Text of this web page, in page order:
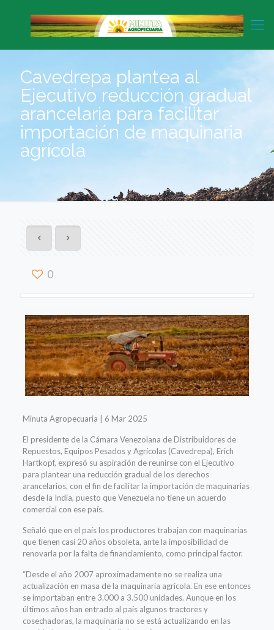
Cavedrepa plantea al
Ejecutivo reducción gradual
arancelaria para facilitar
importación de maquinaria
agrícola
0
Minuta Agropecuaria | 6 Mar 2025
El presidente de la Cámara Venezolana de Distribuidores de
Repuestos, Equipos Pesados y Agrícolas (Cavedrepa), Erich
Hartkopf, expresó su aspiración de reunirse con el Ejecutivo
para plantear una reducción gradual de los derechos
arancelarios, con el fin de facilitar la importación de maquinarias
desde la India, puesto que Venezuela no tiene un acuerdo
comercial con ese país.
Señaló que en el país los productores trabajan con maquinarias
que tienen casi 20 años obsoleta, ante la imposibilidad de
renovarla por la falta de financiamiento, como principal factor.
“Desde el año 2007 aproximadamente no se realiza una
actualización en masa de la maquinaria agrícola. En ese entonces
se importaban entre 3.000 a 3.500 unidades. Aunque en los
últimos años han entrado al país algunos tractores y
cosechadoras, la maquinaria no se está actualizando en las